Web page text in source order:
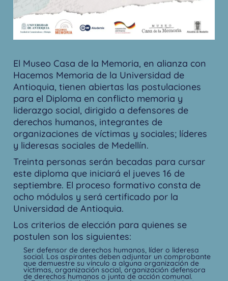
El Museo Casa de la Memoria, en alianza con
Hacemos Memoria de la Universidad de
Antioquia, tienen abiertas las postulaciones
para el Diploma en conflicto memoria y
liderazgo social, dirigido a defensores de
derechos humanos, integrantes de
organizaciones de víctimas y sociales; líderes
y lideresas sociales de Medellín.
Treinta personas serán becadas para cursar
este diploma que iniciará el jueves 16 de
septiembre. El proceso formativo consta de
ocho módulos y será certificado por la
Universidad de Antioquia.
Los criterios de elección para quienes se
postulen son los siguientes:
Ser defensor de derechos humanos, líder o lideresa
social. Los aspirantes deben adjuntar un comprobante
que demuestre su vínculo a alguna organización de
víctimas, organización social, organización defensora
de derechos humanos o junta de acción comunal.